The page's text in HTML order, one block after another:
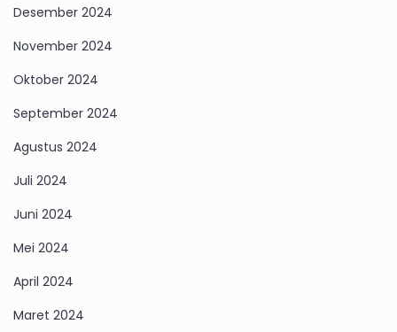
Desember 2024
November 2024
Oktober 2024
September 2024
Agustus 2024
Juli 2024
Juni 2024
Mei 2024
April 2024
Maret 2024